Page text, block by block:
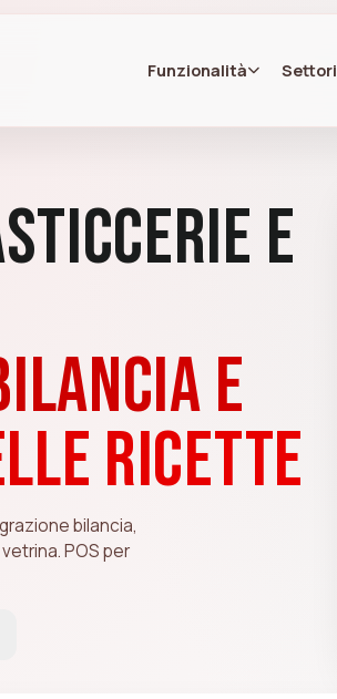
Funzionalità Settori
e
e
ricette
bilancia,
POS per